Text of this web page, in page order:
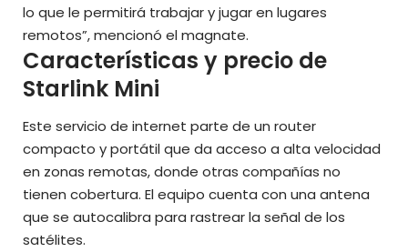
lo que le permitirá trabajar y jugar en lugares
remotos”, mencionó el magnate.
Características y precio de
Starlink Mini
Este servicio de internet parte de un router
compacto y portátil que da acceso a alta velocidad
en zonas remotas, donde otras compañías no
tienen cobertura. El equipo cuenta con una antena
que se autocalibra para rastrear la señal de los
satélites.